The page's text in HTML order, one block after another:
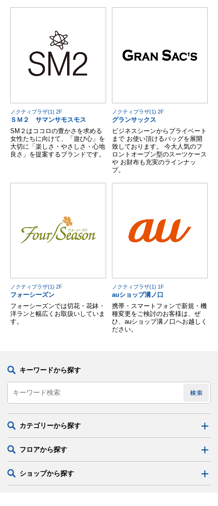
ノクティプラザ(1) 2F
ＳＭ２ サマンサモスモス
SM２はココロの豊かさを求める
女性たちに向けて、「遊び心」を
大切に「楽しさ・やさしさ・心地
良さ」を提案するブランドです。
ノクティプラザ(1) 2F
グランサックス
ビジネスシーンからプライベート
まで お使い頂けるバッグを展開
致しております。 今大人気のフ
ロントオープン型のスーツケース
や お財布も充実のラインナッ
プ。
ノクティプラザ(1) 2F
フォーシーズン
フォーシーズンでは切花・花鉢・
洋ランと幅広くお取扱いしていま
す。
ノクティプラザ(1) 1F
auショップ溝ノ口
携帯・スマートフォンで新規・機
種変更をご検討のお客様は、ぜ
ひ、auショップ溝ノ口へお越しく
ださい。
キーワードから探す
カテゴリーから探す
フロアから探す
ショップから探す